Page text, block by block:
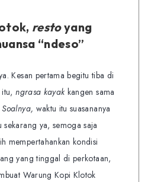
restoyang
“ndeso”
Kesan pertama begitu tiba di
itu,ngrasa kayak kangen sama
Soalnya, waktu itu suasananya
sekarang ya, semoga saja
mempertahankan kondisi
yang tinggal di perkotaan,
Warung Kopi Klotok